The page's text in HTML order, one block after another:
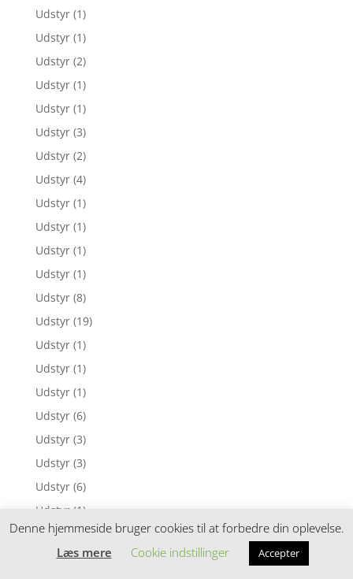
Udstyr (1)
Udstyr (1)
Udstyr (2)
Udstyr (1)
Udstyr (1)
Udstyr (3)
Udstyr (2)
Udstyr (4)
Udstyr (1)
Udstyr (1)
Udstyr (1)
Udstyr (1)
Udstyr (8)
Udstyr (19)
Udstyr (1)
Udstyr (1)
Udstyr (1)
Udstyr (6)
Udstyr (3)
Udstyr (3)
Udstyr (6)
Udstyr (1)
Udstyr (3)
Udstyr (1)
Denne hjemmeside bruger cookies til at forbedre din oplevelse.
Læs mere
Cookie indstillinger Accepter